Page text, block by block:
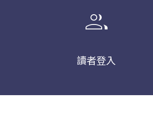
group
讀者登入